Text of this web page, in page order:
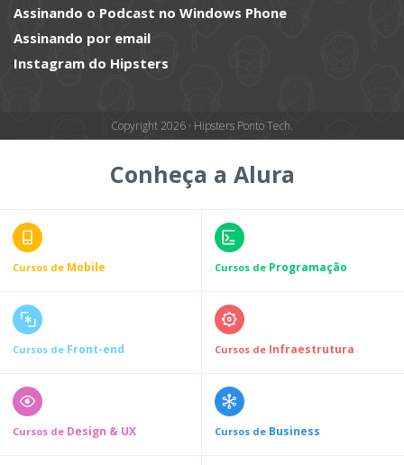
Assinando o Podcast no Windows Phone
Assinando por email
Instagram do Hipsters
Copyright 2026 · Hipsters Ponto Tech.
Conheça a Alura
Cursos de Mobile Cursos de Programação
Cursos de Front-end Cursos de Infraestrutura
Cursos de Design & UX Cursos de Business